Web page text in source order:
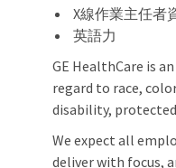
X線作業主任者
英語力
GE HealthCare is
regard to race,
disability,
We expect all
deliver with focus,